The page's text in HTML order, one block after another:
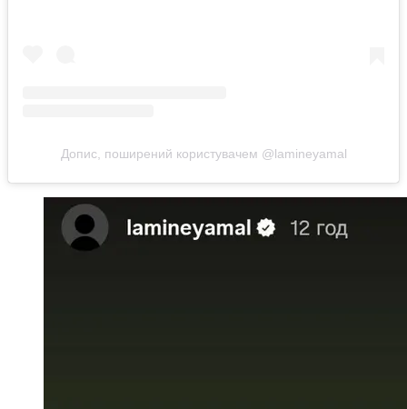
Допис, поширений користувачем @lamineyamal